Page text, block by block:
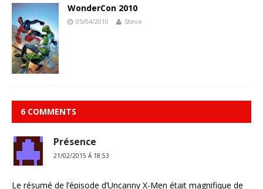
WonderCon 2010
05/04/2010 Steve
6 COMMENTS
Présence
21/02/2015 Á 18:53
Le résumé de l’épisode d’Uncanny X-Men était magnifique de